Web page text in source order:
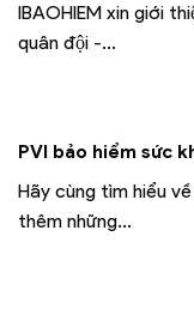
IBAOHIEM xin giới
quân đội -...
PVI bảo hiểm sức
Hãy cùng tìm hiểu
thêm những...